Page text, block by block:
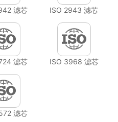
滤芯 ISO 2943 滤芯
滤芯 ISO 3968 滤芯
滤芯